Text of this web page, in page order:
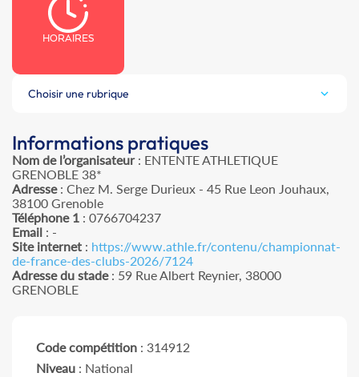
HORAIRES
Choisir une rubrique
Informations pratiques
Nom de l’organisateur: ENTENTE ATHLETIQUE
GRENOBLE 38*
Adresse: Chez M. Serge Durieux - 45 Rue Leon Jouhaux,
38100 Grenoble
Téléphone 1 : 0766704237
Email : -
Site internet : https://www.athle.fr/contenu/championnat-
de-france-des-clubs-2026/7124
Adresse du stade: 59 Rue Albert Reynier, 38000
GRENOBLE
Code compétition : 314912
Niveau : National